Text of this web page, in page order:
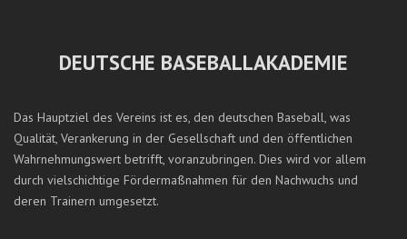
DEUTSCHE BASEBALLAKADEMIE
Das Hauptziel des Vereins ist es, den deutschen Baseball, was
Qualität, Verankerung in der Gesellschaft und den öffentlichen
Wahrnehmungswert betrifft, voranzubringen. Dies wird vor allem
durch vielschichtige Fördermaßnahmen für den Nachwuchs und
deren Trainern umgesetzt.